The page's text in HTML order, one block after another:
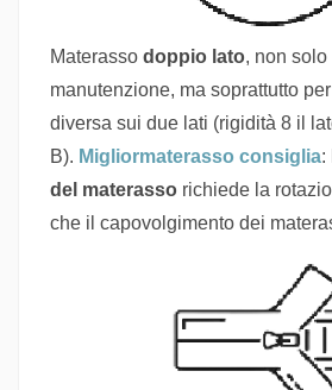
Materasso doppio lato, non solo
manutenzione, ma soprattutto
diversa sui due lati (rigidità 8 il
B). Migliormaterasso consiglia:
del materassorichiede la
che il capovolgimento dei